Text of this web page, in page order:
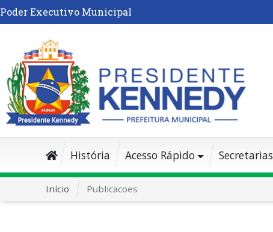
Poder Executivo Municipal
História Acesso Rápido Secretarias
Início Publicacoes